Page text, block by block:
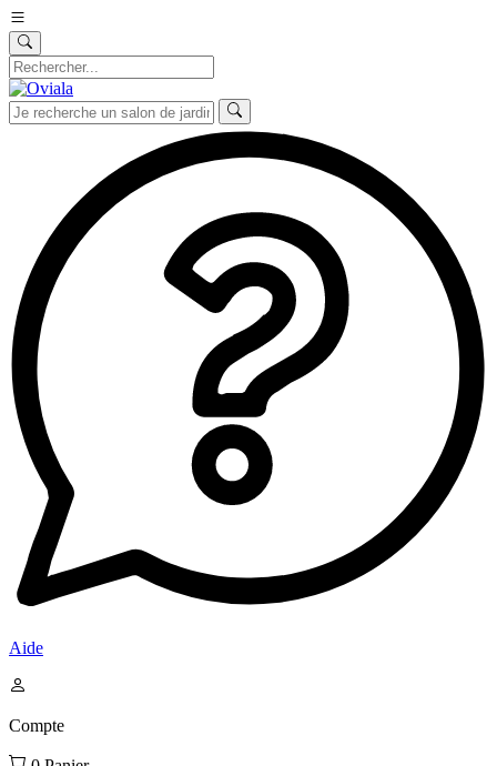
Aide
Compte